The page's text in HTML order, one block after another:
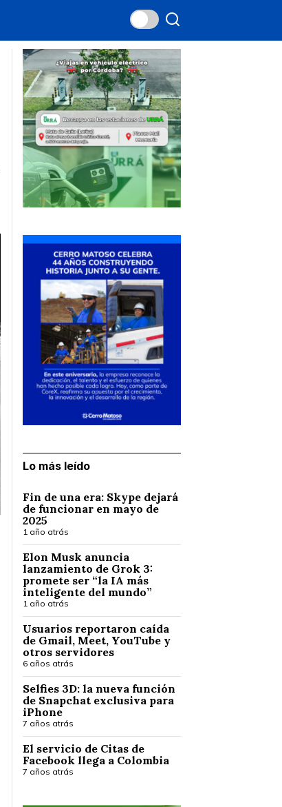
Lo más leído
Fin de una era: Skype dejará
de funcionar en mayo de
2025
1 año atrás
Elon Musk anuncia
lanzamiento de Grok 3:
promete ser “la IA más
inteligente del mundo”
1 año atrás
Usuarios reportaron caída
de Gmail, Meet, YouTube y
otros servidores
6 años atrás
Selfies 3D: la nueva función
de Snapchat exclusiva para
iPhone
7 años atrás
El servicio de Citas de
Facebook llega a Colombia
7 años atrás